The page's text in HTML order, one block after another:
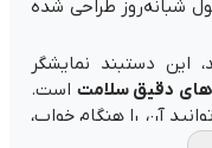
شبانه‌روز طراحی شده
این دستبند نمایشگر
دقیق سلامت است.
آن را هنگام خواب،
کنید.